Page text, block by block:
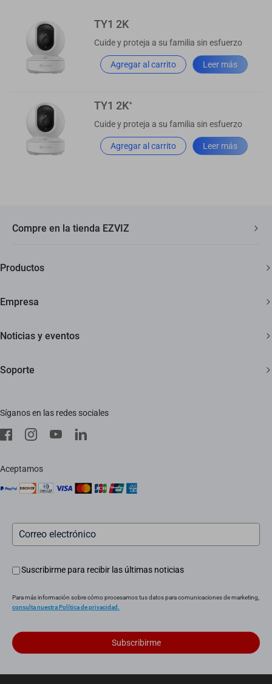
TY1 2K
Cuide y proteja a su familia sin esfuerzo
Agregar al carrito Leer más
TY1 2K⁺
Cuide y proteja a su familia sin esfuerzo
Agregar al carrito Leer más
Compre en la tienda EZVIZ
Productos
Empresa
Trust Center
Noticias y eventos
Soporte
Descargar
Servicio in situ
Instaladores
Servicio posventa
Síganos en las redes sociales
Aceptamos
Suscribirme para recibir las últimas noticias
Para más información sobre cómo procesamos tus datos para comunicaciones de marketing,
consulta nuestra Política de privacidad.
Subscribirme